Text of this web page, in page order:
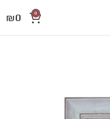
0
₪0